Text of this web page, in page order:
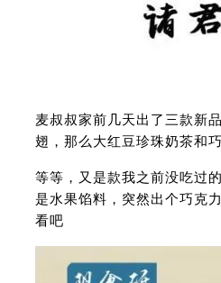
麦叔叔家前几天出了三款新
翅，那么大红豆珍珠奶茶和
等等，又是款我之前没吃过
是水果馅料，突然出个巧克
看吧